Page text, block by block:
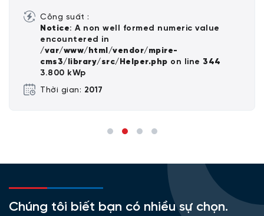
Công suất :
Notice: A non well formed numeric value
encountered in
/var/www/html/vendor/mpire-
cms3/library/src/Helper.php on line 344
3.800 kWp
Thời gian: 2017
Chúng tôi biết bạn có nhiều sự chọn.